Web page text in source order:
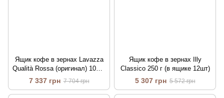
Ящик кофе в зернах Lavazza
Qualità Rossa (оригинал) 100%
арабика 1 кг (в ящике 6шт)
7 337 грн 7 704 грн
Ящик кофе в зернах Illy
Classico 250 г (в ящике 12шт)
5 307 грн 5 572 грн